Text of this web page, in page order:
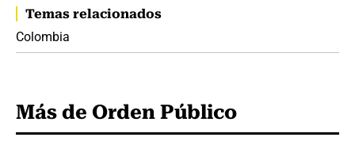
Temas relacionados
Colombia
Más de Orden Público